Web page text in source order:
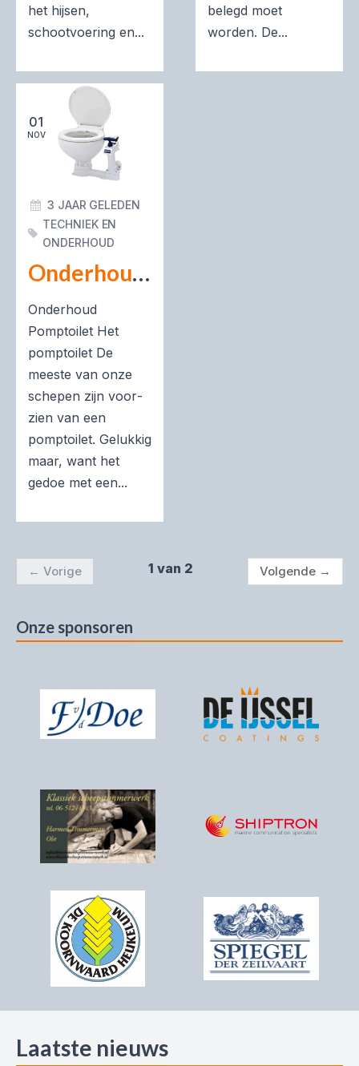
het hijsen,
schootvoering en...
belegd moet
worden. De...
01
NOV
Onderhoud aan het onderwatertoilet
3 JAAR GELEDEN
TECHNIEK EN
ONDERHOUD
Onderhoud
Pomptoilet Het
pomptoilet De
meeste van onze
schepen zijn voor­
zien van een
pomptoilet. Gelukkig
maar, want het
gedoe met een...
← Vorige 1 van 2 Volgende →
Onze sponsoren
Laatste nieuws